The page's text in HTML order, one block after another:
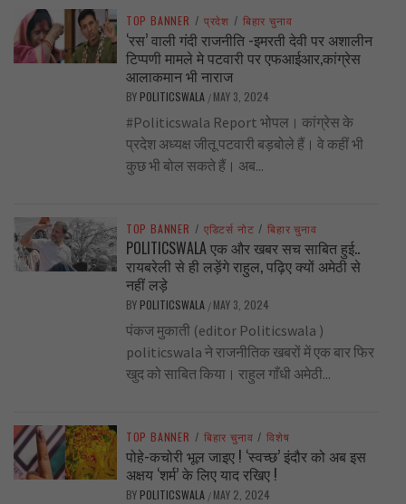
TOP BANNER / प्रदेश / बिहार चुनाव
‘रस’ वाली गंदी राजनीति -इमरती देवी पर अशालीन
टिप्पणी मामले मे पटवारी पर एफआईआर,कांग्रेस
आलाकमान भी नाराज
BY POLITICSWALA / MAY 3, 2024
#Politicswala Report भोपल। कांग्रेस के
प्रदेश अध्यक्ष जीतू पटवारी बड़बोले हैं। वे कहीं भी
कुछ भी बोल सकते हैं। अब...
TOP BANNER / एडिटर्स नोट / बिहार चुनाव
POLITICSWALA एक और खबर सच साबित हुई..
रायबरेली से ही लड़ेंगे राहुल, पढ़िए क्यों अमेठी से
नहीं लड़े
BY POLITICSWALA / MAY 3, 2024
पंकज मुकाती (editor Politicswala )
politicswala ने राजनीतिक खबरों में एक बार फिर
खुद को साबित किया। राहुल गाँधी अमेठी...
TOP BANNER / बिहार चुनाव / विशेष
पोहे-कचोरी भूल जाइए ! ‘स्वच्छ’ इंदौर को अब इस
अक्षय ‘शर्म’ के लिए याद रखिए !
BY POLITICSWALA / MAY 2, 2024